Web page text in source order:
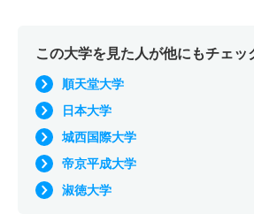
この大学を見た人が他にもチェッ
順天堂大学
日本大学
城西国際大学
帝京平成大学
淑徳大学